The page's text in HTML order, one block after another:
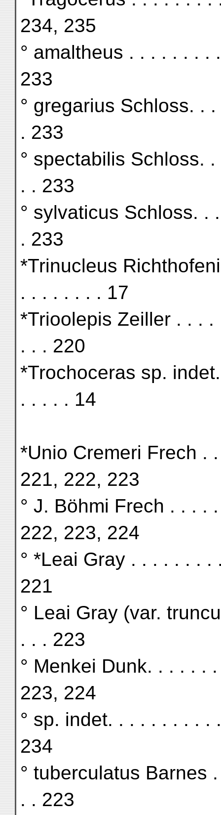
234, 235
° amaltheus . . . . . . . .
233
° gregarius Schloss. .
. 233
° spectabilis Schloss.
. . 233
° sylvaticus Schloss. .
. 233
*Trinucleus
. . . . . . . . 17
*Trioolepis Zeiller . . .
. . . 220
*Trochoceras sp.
. . . . . 14
*Unio Cremeri Frech .
221, 222, 223
° J. Böhmi Frech . . . .
222, 223, 224
° *Leai Gray . . . . . . .
221
° Leai Gray (var.
. . . 223
° Menkei Dunk. . . . . .
223, 224
° sp. indet. . . . . . . . .
234
° tuberculatus Barnes
. . 223